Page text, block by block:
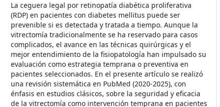
La ceguera legal por retinopatía diabética proliferativa
(RDP) en pacientes con diabetes mellitus puede ser
prevenible si es detectada y tratada a tiempo. Aunque la
vitrectomía tradicionalmente se ha reservado para casos
complicados, el avance en las técnicas quirúrgicas y el
mejor entendimiento de la fisiopatología han impulsado su
evaluación como estrategia temprana o preventiva en
pacientes seleccionados. En el presente artículo se realizó
una revisión sistemática en PubMed (2020-2025), con
énfasis en estudios clásicos, sobre la seguridad y eficacia
de la vitrectomía como intervención temprana en pacientes